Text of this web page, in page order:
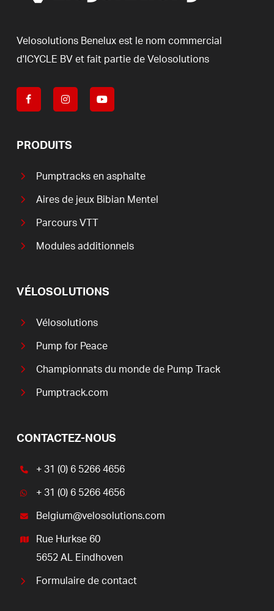
Velosolutions Benelux est le nom commercial
d'ICYCLE BV et fait partie de Velosolutions
PRODUITS
Pumptracks en asphalte
Aires de jeux Bibian Mentel
Parcours VTT
Modules additionnels
VÉLOSOLUTIONS
Vélosolutions
Pump for Peace
Championnats du monde de Pump Track
Pumptrack.com
CONTACTEZ-NOUS
+ 31 (0) 6 5266 4656
+ 31 (0) 6 5266 4656
Belgium@velosolutions.com
Rue Hurkse 60
5652 AL Eindhoven
Formulaire de contact